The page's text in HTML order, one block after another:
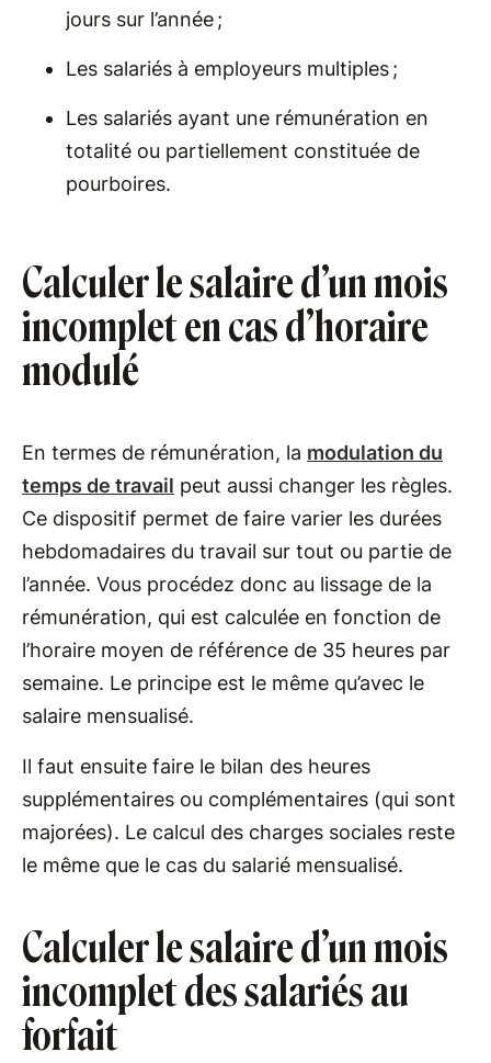
jours sur l’année ;
Les salariés à employeurs multiples ;
Les salariés ayant une rémunération en
totalité ou partiellement constituée de
pourboires.
Calculer le salaire d’un mois
incomplet en cas d’horaire
modulé
En termes de rémunération, la modulation du
temps de travail peut aussi changer les règles.
Ce dispositif permet de faire varier les durées
hebdomadaires du travail sur tout ou partie de
l’année. Vous procédez donc au lissage de la
rémunération, qui est calculée en fonction de
l’horaire moyen de référence de 35 heures par
semaine. Le principe est le même qu’avec le
salaire mensualisé.
Il faut ensuite faire le bilan des heures
supplémentaires ou complémentaires (qui sont
majorées). Le calcul des charges sociales reste
le même que le cas du salarié mensualisé.
Calculer le salaire d’un mois
incomplet des salariés au
forfait